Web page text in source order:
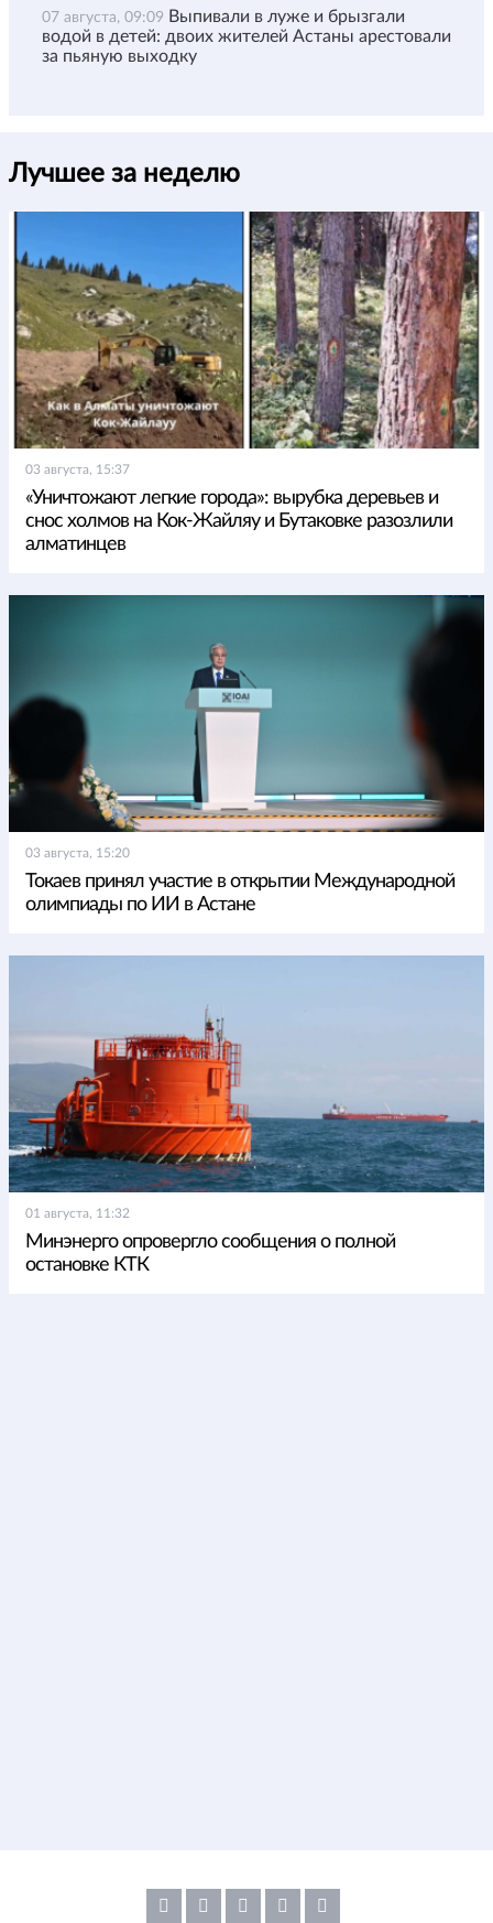
07 августа, 09:09 Выпивали в луже и брызгали
водой в детей: двоих жителей Астаны арестовали
за пьяную выходку
Лучшее за неделю
03 августа, 15:37
«Уничтожают легкие города»: вырубка деревьев и
снос холмов на Кок-Жайляу и Бутаковке разозлили
алматинцев
03 августа, 15:20
Токаев принял участие в открытии Международной
олимпиады по ИИ в Астане
01 августа, 11:32
Минэнерго опровергло сообщения о полной
остановке КТК